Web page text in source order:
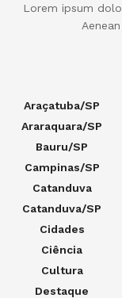
Lorem ipsum
Araçatuba/SP
Araraquara/SP
Bauru/SP
Campinas/SP
Catanduva
Catanduva/SP
Cidades
Ciência
Cultura
Destaque